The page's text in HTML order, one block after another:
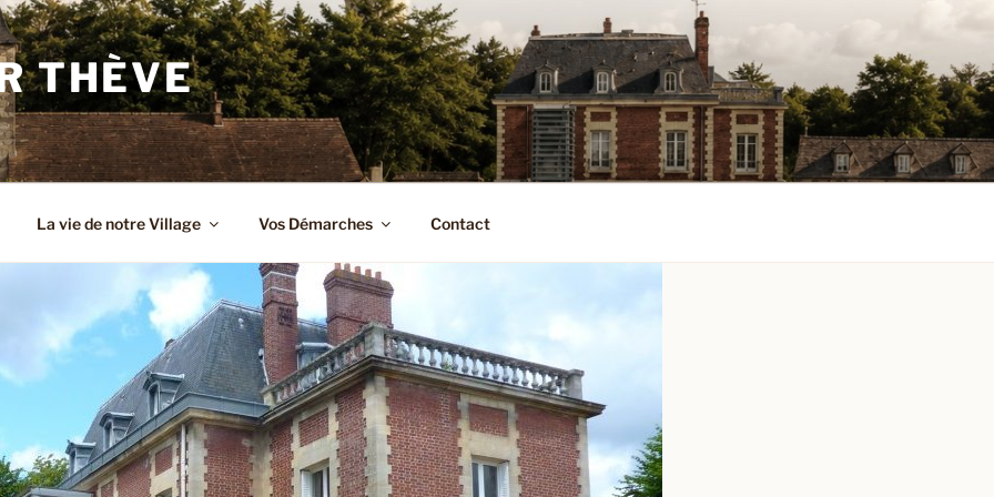
THÈVE
La vie de notre Village Vos Démarches Contact